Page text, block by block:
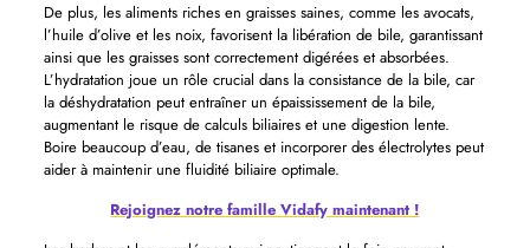
De plus, les aliments riches en graisses saines, comme les avocats,
l’huile d’olive et les noix, favorisent la libération de bile, garantissant
ainsi que les graisses sont correctement digérées et absorbées.
L’hydratation joue un rôle crucial dans la consistance de la bile, car
la déshydratation peut entraîner un épaississement de la bile,
augmentant le risque de calculs biliaires et une digestion lente.
Boire beaucoup d’eau, de tisanes et incorporer des électrolytes peut
aider à maintenir une fluidité biliaire optimale.
Rejoignez notre famille Vidafy maintenant !